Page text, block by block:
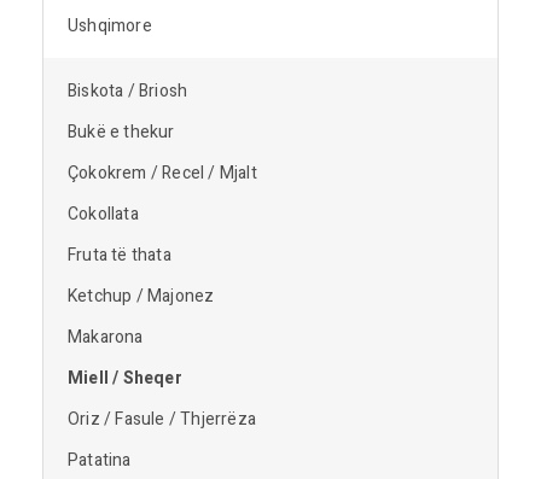
Ushqimore
Biskota / Briosh
Bukë e thekur
Çokokrem / Recel / Mjalt
Cokollata
Fruta të thata
Ketchup / Majonez
Makarona
Miell / Sheqer
Oriz / Fasule / Thjerrëza
Patatina